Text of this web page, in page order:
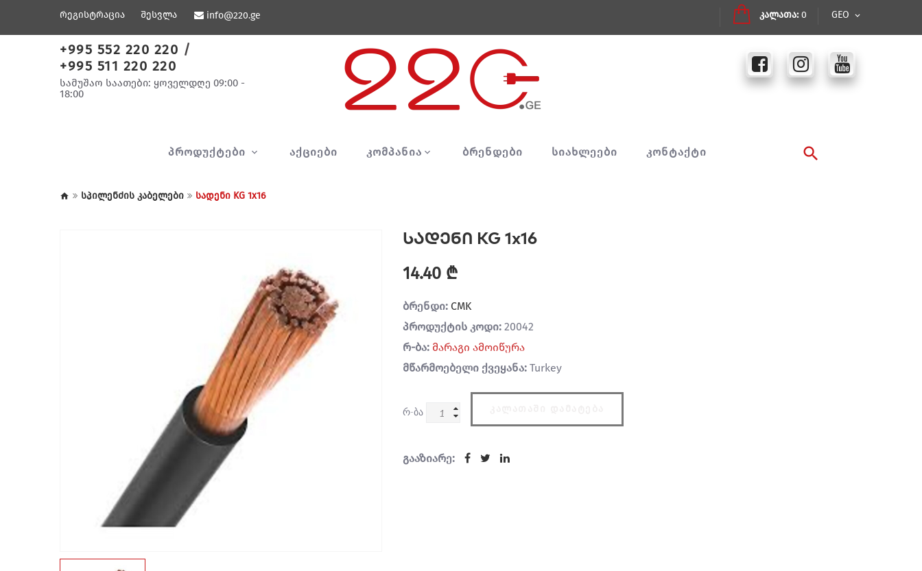
რეგისტრაცია შესვლა GEO
კალათა: 0
info@220.ge
+995 552 220 220 /
+995 511 220 220
სამუშაო საათები: ყოველდღე 09:00 -
18:00
ᲞᲠᲝᲓᲣᲥᲢᲔᲑᲘ ᲐᲥᲪᲘᲔᲑᲘ ᲙᲝᲛᲞᲐᲜᲘᲐ ᲑᲠᲔᲜᲓᲔᲑᲘ ᲡᲘᲐᲮᲚᲔᲔᲑᲘ ᲙᲝᲜᲢᲐᲥᲢᲘ
სპილენძის კაბელები სადენი KG 1x16
სადენი KG 1x16
14.40 ₾
ბრენდი: CMK
პროდუქტის კოდი: 20042
რ-ბა: მარაგი ამოიწურა
მწარმოებელი ქვეყანა: Turkey
რ-ბა
გააზიარე: